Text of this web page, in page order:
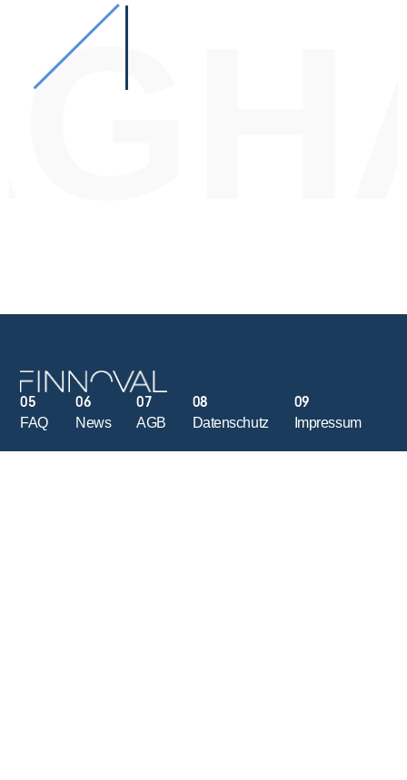
05
FAQ
06
News
07
AGB
08
Datenschutz
09
Impressum